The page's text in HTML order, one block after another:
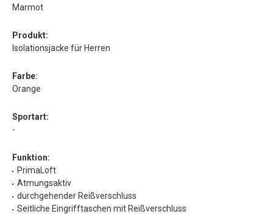
Marmot
Produkt:
Isolationsjacke für Herren
Farbe:
Orange
Sportart:
-
Funktion:
PrimaLoft
Atmungsaktiv
durchgehender Reißverschluss
Seitliche Eingrifftaschen mit Reißverschluss